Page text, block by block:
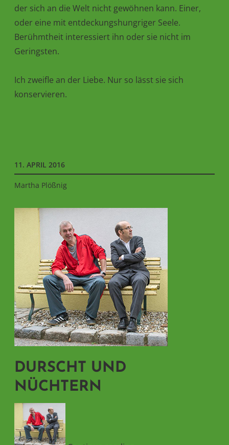
der sich an die Welt nicht gewöhnen kann. Einer,
oder eine mit entdeckungshungriger Seele.
Berühmtheit interessiert ihn oder sie nicht im
Geringsten.
Ich zweifle an der Liebe. Nur so lässt sie sich
konservieren.
11. APRIL 2016
Martha Plößnig
DURSCHT UND
NÜCHTERN